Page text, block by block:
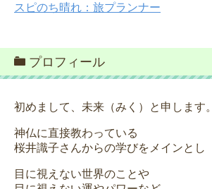
スピのち晴れ：旅プランナー
プロフィール
初めまして、未来（みく）と申します。
神仏に直接教わっている
桜井識子さんからの学びをメインとし
目に視えない世界のことや